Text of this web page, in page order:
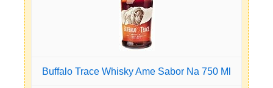
Buffalo Trace Whisky Ame Sabor Na 750 Ml